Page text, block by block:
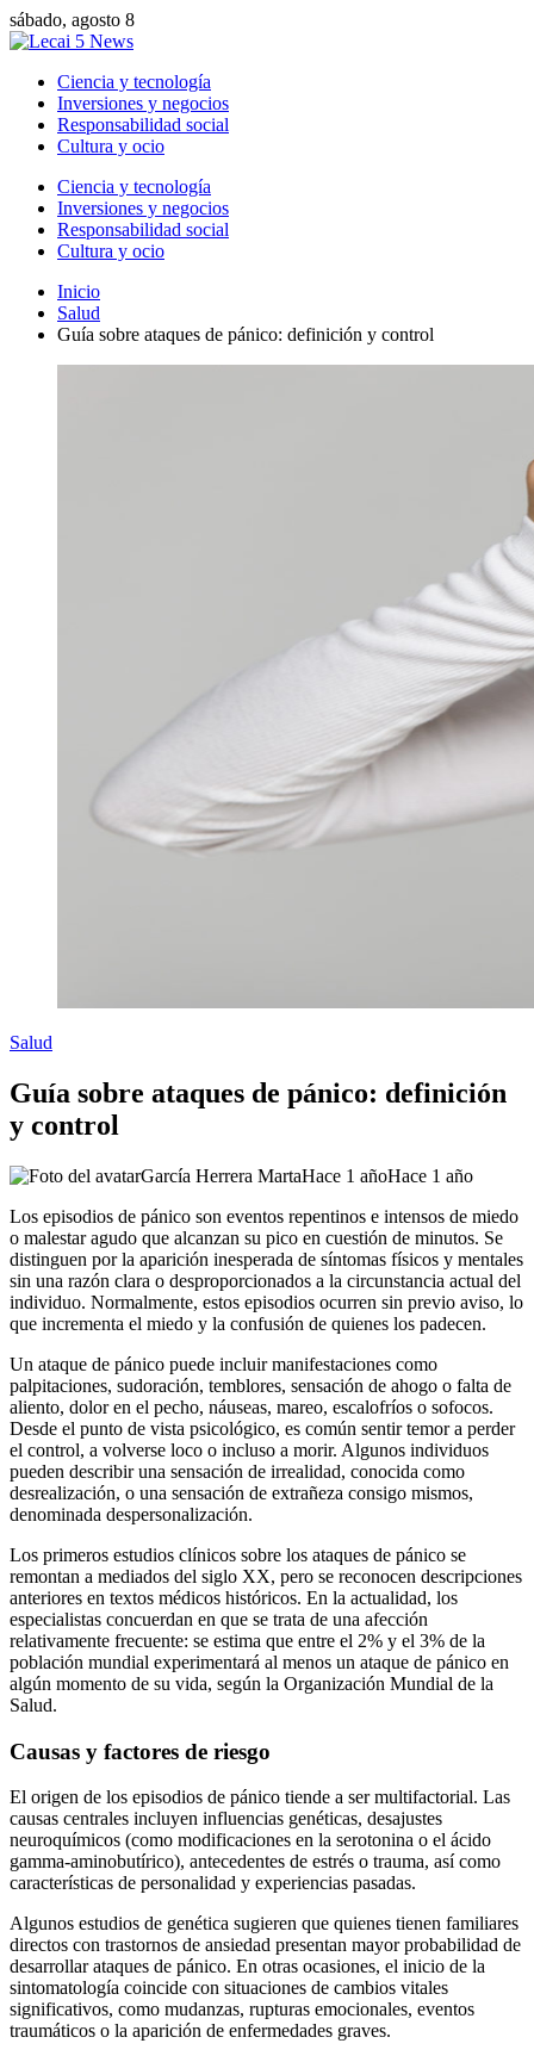
sábado, agosto 8
Ciencia y tecnología
Inversiones y negocios
Responsabilidad social
Cultura y ocio
Ciencia y tecnología
Inversiones y negocios
Responsabilidad social
Cultura y ocio
Inicio
Salud
Guía sobre ataques de pánico: definición y control
Salud
Guía sobre ataques de pánico: definición
y control
García Herrera MartaHace 1 añoHace 1 año
Los episodios de pánico son eventos repentinos e intensos de miedo
o malestar agudo que alcanzan su pico en cuestión de minutos. Se
distinguen por la aparición inesperada de síntomas físicos y mentales
sin una razón clara o desproporcionados a la circunstancia actual del
individuo. Normalmente, estos episodios ocurren sin previo aviso, lo
que incrementa el miedo y la confusión de quienes los padecen.
Un ataque de pánico puede incluir manifestaciones como
palpitaciones, sudoración, temblores, sensación de ahogo o falta de
aliento, dolor en el pecho, náuseas, mareo, escalofríos o sofocos.
Desde el punto de vista psicológico, es común sentir temor a perder
el control, a volverse loco o incluso a morir. Algunos individuos
pueden describir una sensación de irrealidad, conocida como
desrealización, o una sensación de extrañeza consigo mismos,
denominada despersonalización.
Los primeros estudios clínicos sobre los ataques de pánico se
remontan a mediados del siglo XX, pero se reconocen descripciones
anteriores en textos médicos históricos. En la actualidad, los
especialistas concuerdan en que se trata de una afección
relativamente frecuente: se estima que entre el 2% y el 3% de la
población mundial experimentará al menos un ataque de pánico en
algún momento de su vida, según la Organización Mundial de la
Salud.
Causas y factores de riesgo
El origen de los episodios de pánico tiende a ser multifactorial. Las
causas centrales incluyen influencias genéticas, desajustes
neuroquímicos (como modificaciones en la serotonina o el ácido
gamma-aminobutírico), antecedentes de estrés o trauma, así como
características de personalidad y experiencias pasadas.
Algunos estudios de genética sugieren que quienes tienen familiares
directos con trastornos de ansiedad presentan mayor probabilidad de
desarrollar ataques de pánico. En otras ocasiones, el inicio de la
sintomatología coincide con situaciones de cambios vitales
significativos, como mudanzas, rupturas emocionales, eventos
traumáticos o la aparición de enfermedades graves.